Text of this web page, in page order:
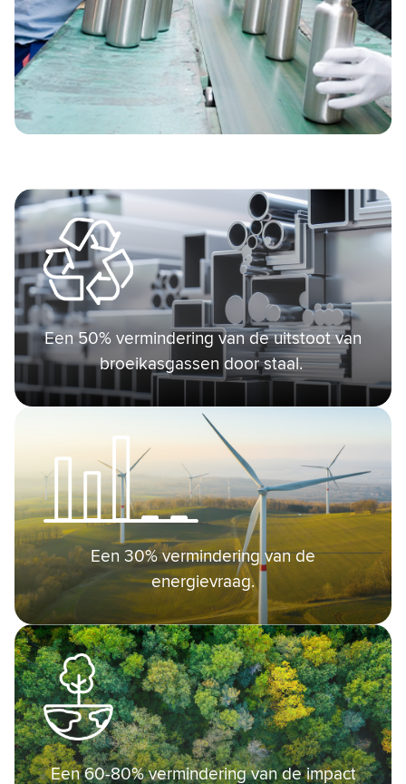
Een 50% vermindering van de uitstoot van
broeikasgassen door staal.
Een 30% vermindering van de
energievraag.
Een 60-80% vermindering van de impact